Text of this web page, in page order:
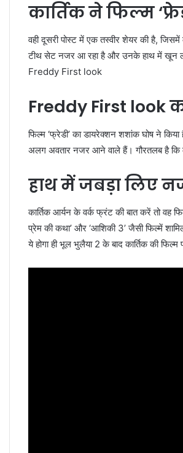
कार्तिक ने फिल्म
वही दूसरी पोस्ट में एक तस्वीर शेयर की है,
टीथ सेट नजर आ रहा है और उनके हाथ में खून
Freddy First look
Freddy First look
फिल्म ‘फ्रेडी’ का डायरेक्शन शशांक घोष ने
अलग अवतार नजर आने वाले हैं। गौरतलब है कि
हाथ में जबड़ा लिए
कार्तिक आर्यन के वर्क फ्रंट की बात करें तो
प्रेम की कथा’ और ‘आशिकी 3’ जैसी फिल्में
ये होगा ही भूल भुलैया 2 के बाद कार्तिक की